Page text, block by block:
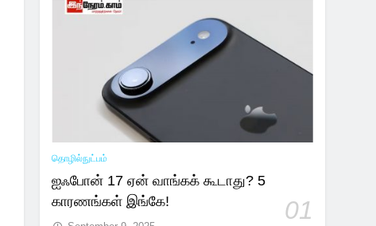
தொழில்நுட்பம்
ஐஃபோன் 17 ஏன் வாங்கக் கூடாது? 5
காரணங்கள் இங்கே!
01